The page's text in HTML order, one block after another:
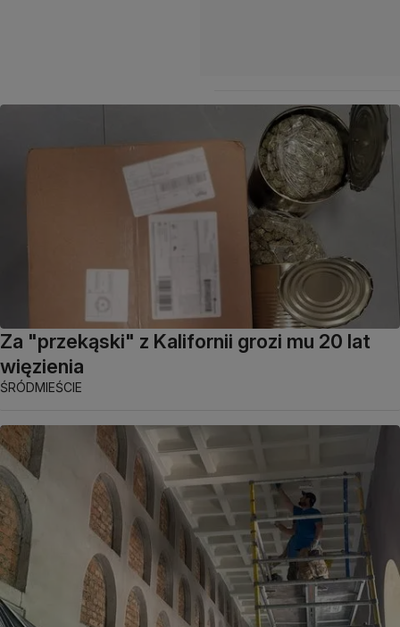
Za "przekąski" z Kalifornii grozi mu 20 lat
więzienia
ŚRÓDMIEŚCIE